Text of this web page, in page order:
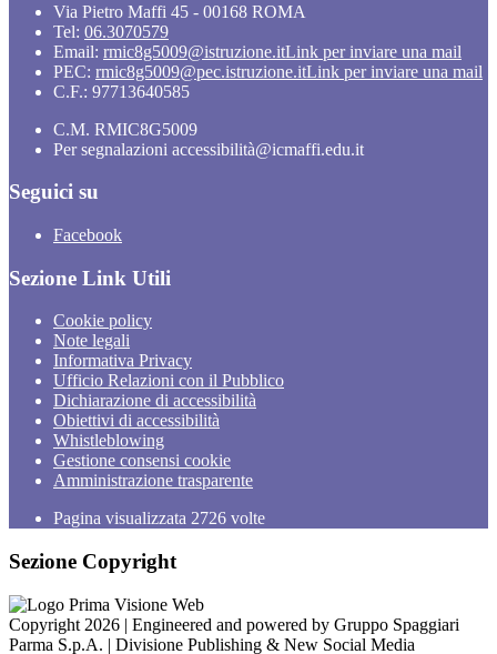
Via Pietro Maffi 45 - 00168 ROMA
Tel: 06.3070579
Email: rmic8g5009@istruzione.itLink per inviare una mail
PEC: rmic8g5009@pec.istruzione.itLink per inviare una mail
C.F.: 97713640585
C.M. RMIC8G5009
Per segnalazioni accessibilità@icmaffi.edu.it
Seguici su
Facebook
Sezione Link Utili
Cookie policy
Note legali
Informativa Privacy
Ufficio Relazioni con il Pubblico
Dichiarazione di accessibilità
Obiettivi di accessibilità
Whistleblowing
Gestione consensi cookie
Amministrazione trasparente
Pagina visualizzata 2726 volte
Sezione Copyright
Copyright 2026 | Engineered and powered by Gruppo Spaggiari
Parma S.p.A. | Divisione Publishing & New Social Media